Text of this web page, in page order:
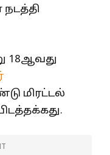
18ஆவது
மிரட்டல்